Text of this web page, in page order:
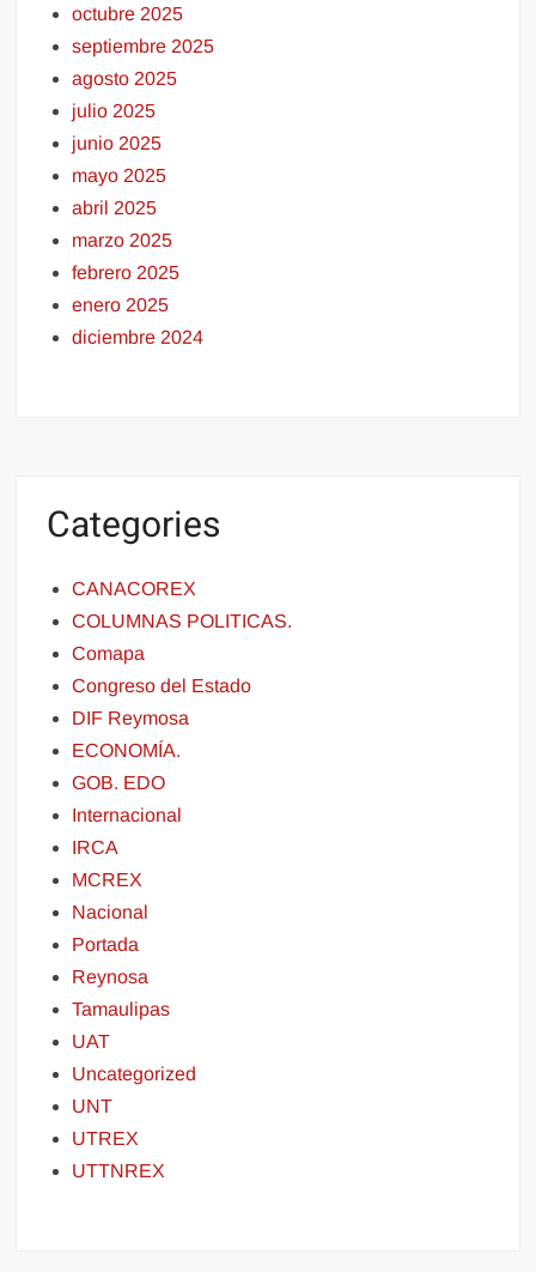
octubre 2025
septiembre 2025
agosto 2025
julio 2025
junio 2025
mayo 2025
abril 2025
marzo 2025
febrero 2025
enero 2025
diciembre 2024
Categories
CANACOREX
COLUMNAS POLITICAS.
Comapa
Congreso del Estado
DIF Reymosa
ECONOMÍA.
GOB. EDO
Internacional
IRCA
MCREX
Nacional
Portada
Reynosa
Tamaulipas
UAT
Uncategorized
UNT
UTREX
UTTNREX